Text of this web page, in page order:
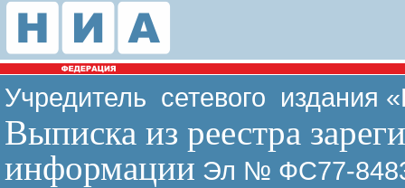
Учредитель сетевого издания
Выписка из реестра
информации Эл № ФС77-